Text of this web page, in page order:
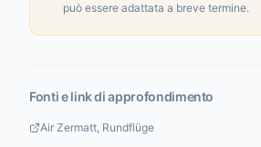
può essere adattata a breve termine.
Fonti e link di approfondimento
Air Zermatt, Rundflüge